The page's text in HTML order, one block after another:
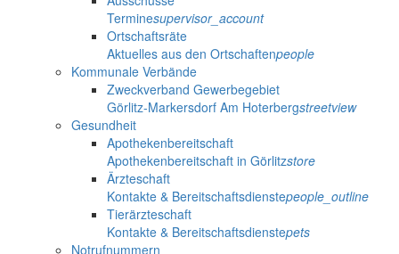
Terminesupervisor_account
Ortschaftsräte
Aktuelles aus den Ortschaftenpeople
Kommunale Verbände
Zweckverband Gewerbegebiet
Görlitz-Markersdorf Am Hoterbergstreetview
Gesundheit
Apothekenbereitschaft
Apothekenbereitschaft in Görlitzstore
Ärzteschaft
Kontakte & Bereitschaftsdienstepeople_outline
Tierärzteschaft
Kontakte & Bereitschaftsdienstepets
Notrufnummern